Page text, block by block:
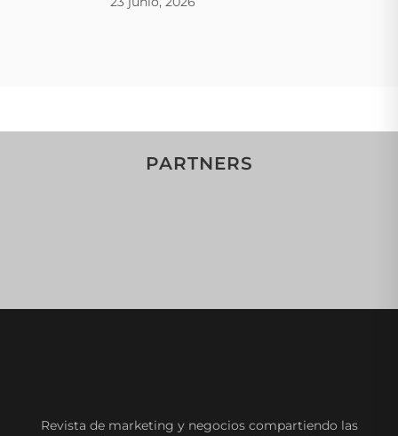
PARTNERS
Revista de marketing y negocios compartiendo las